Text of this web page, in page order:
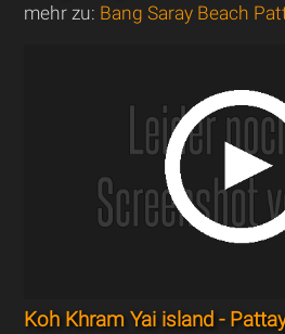
mehr zu: Bang Saray Beach
Koh Khram Yai island -